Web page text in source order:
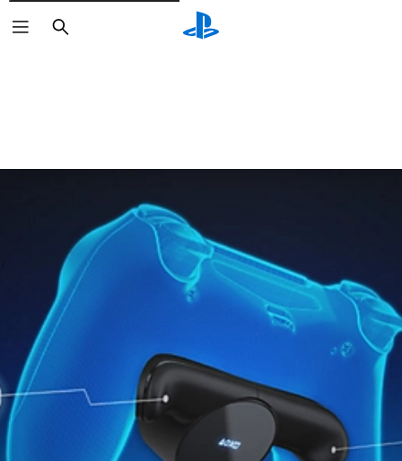
Suchen